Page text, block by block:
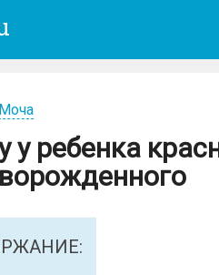
Моча
у ребенка